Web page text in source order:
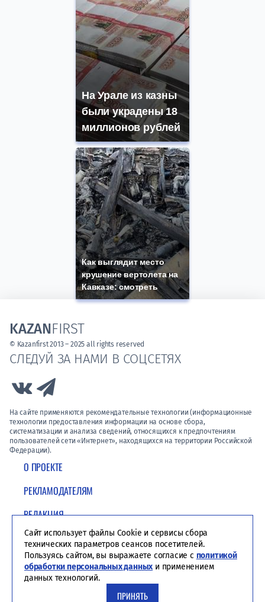
На Урале из казны
были украдены 18
миллионов рублей
Как выглядит место
крушение вертолета на
Кавказе: смотреть
О ПРОЕКТЕ
РЕКЛАМОДАТЕЛЯМ
РЕДАКЦИЯ
ПОЛИТИКА КОНФИДЕНЦИАЛЬНОСТИ
СЛЕДУЙ ЗА НАМИ В СОЦСЕТЯХ
Link to Vk
На сайте применяются рекомендательные технологии (информационные
технологии предоставления информации на основе сбора,
систематизации и анализа сведений, относящихся к предпочтениям
пользователей сети «Интернет», находящихся на территории Российской
Федерации).
KAZANFIRST
© Kazanfirst 2013 – 2025 all rights reserved
Сайт использует файлы Cookie и сервисы сбора
технических параметров сеансов посетителей.
Пользуясь сайтом, вы выражаете согласие с политикой
обработки персональных данных и применением
данных технологий.
ПРИНЯТЬ